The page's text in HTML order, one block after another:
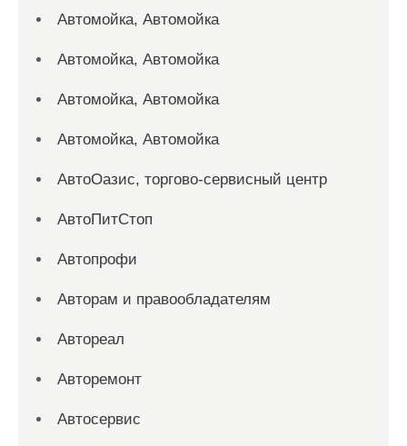
Автомойка, Автомойка
Автомойка, Автомойка
Автомойка, Автомойка
Автомойка, Автомойка
АвтоОазис, торгово-сервисный центр
АвтоПитСтоп
Автопрофи
Авторам и правообладателям
Автореал
Авторемонт
Автосервис